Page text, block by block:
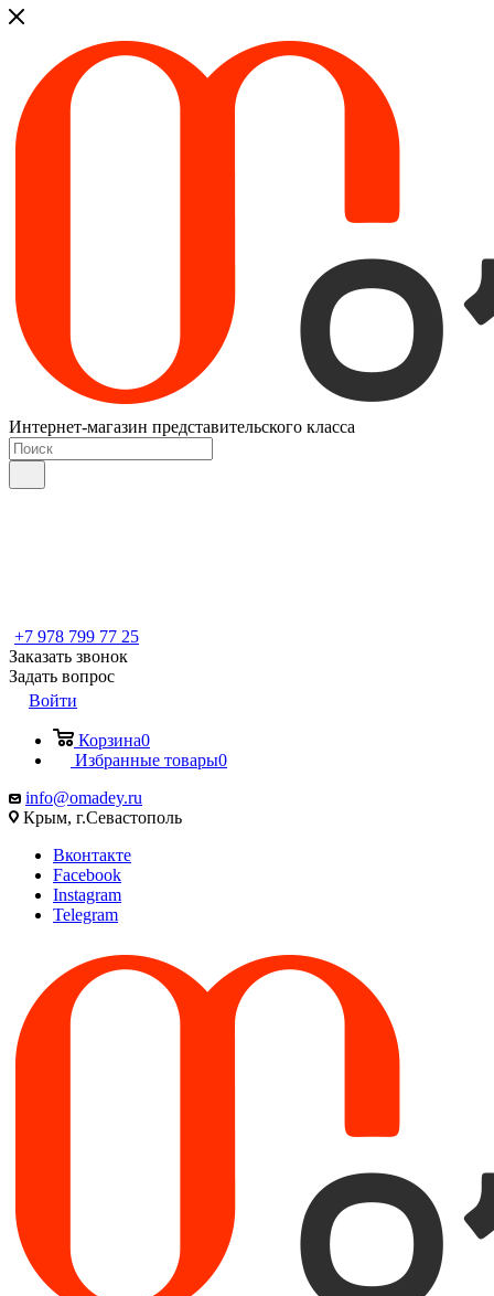
Интернет-магазин представительского класса
+7 978 799 77 25
Заказать звонок
Задать вопрос
Войти
Корзина0
Избранные товары0
info@omadey.ru
Крым, г.Севастополь
Вконтакте
Facebook
Instagram
Telegram